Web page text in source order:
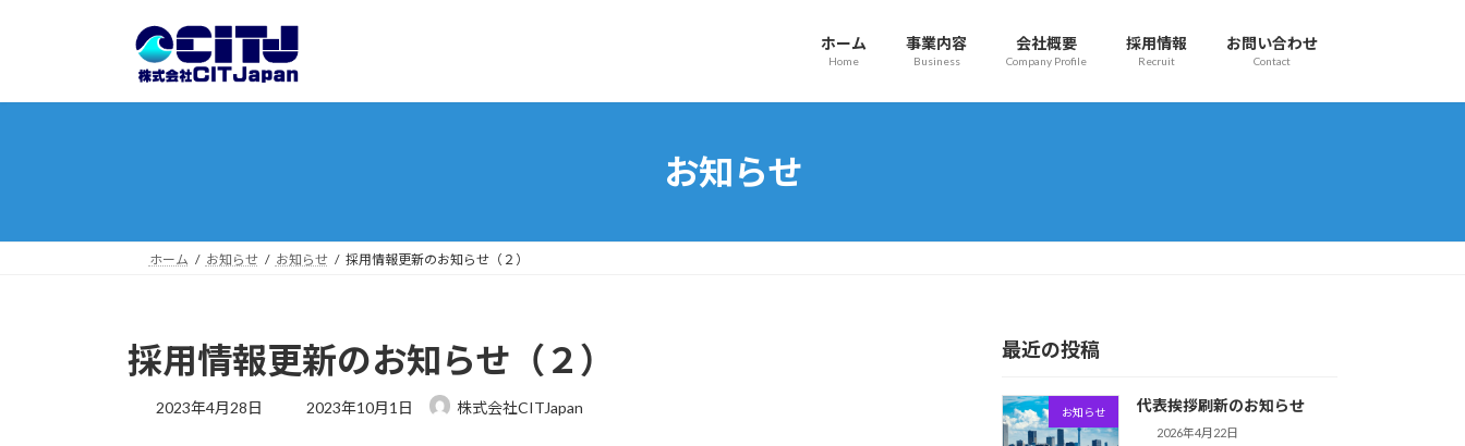
プ
動
ホーム
Home
事業内容
Business
会社概要
Company Profile
採用情報
Recruit
お問い合わせ
Contact
お知らせ
ホーム お知らせ お知らせ 採用情報更新のお知らせ（２）
採用情報更新のお知らせ（２）
2023年4月28日
最
2023年10月1日 株式会社CITJapan
最近の投稿
お知らせ 代表挨拶刷新のお知らせ
2026年4月22日